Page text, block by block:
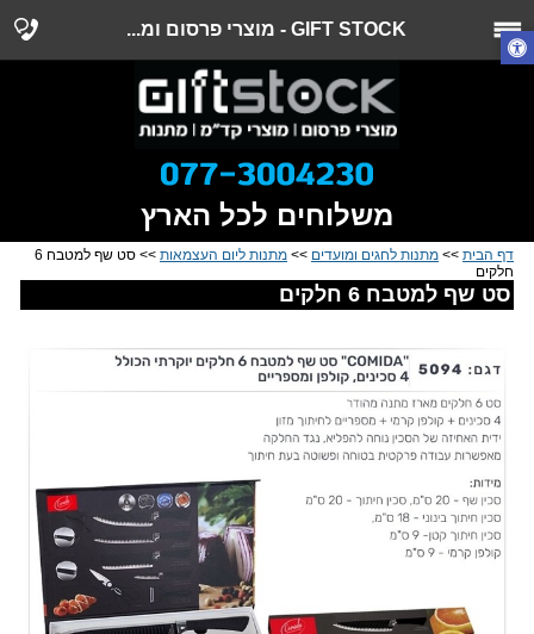
GIFT STOCK - מוצרי פרסום ומ...
משלוחים לכל הארץ
דף הבית >> מתנות לחגים ומועדים >> מתנות ליום העצמאות
>> סט שף למטבח 6
חלקים
סט שף למטבח 6 חלקים